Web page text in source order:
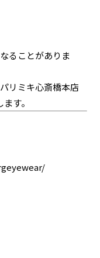
ることがありま
リミキ心斎橋本店
す。